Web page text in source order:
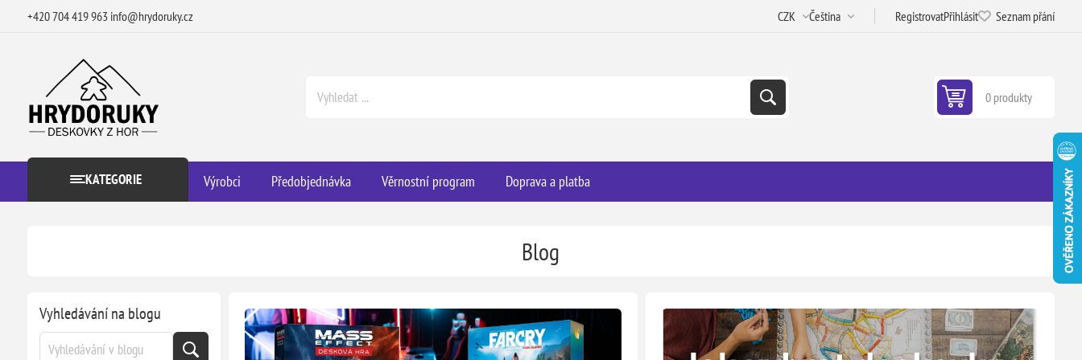
+420 704 419 963 info@hrydoruky.cz RegistrovatPřihlásit Seznam přání
0 produkty
KATEGORIE Výrobci Předobjednávka Věrnostní program Doprava a platba
Vyhledávání na blogu
Blog